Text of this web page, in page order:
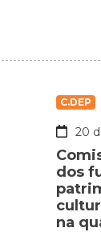
C.DEP
20
dos
na